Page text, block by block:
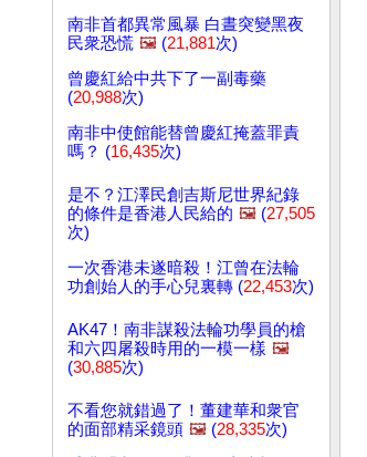
南非首都異常風暴 白晝突變黑夜
民衆恐慌 🖼️ (21,881次)
曾慶紅給中共下了一副毒藥
(20,988次)
南非中使館能替曾慶紅掩蓋罪責
嗎？ (16,435次)
是不？江澤民創吉斯尼世界紀錄
的條件是香港人民給的 🖼️ (27,505
次)
一次香港未遂暗殺！江曾在法輪
功創始人的手心兒裏轉 (22,453次)
AK47！南非謀殺法輪功學員的槍
和六四屠殺時用的一模一樣 🖼️
(30,885次)
不看您就錯過了！董建華和衆官
的面部精采鏡頭 🖼️ (28,335次)